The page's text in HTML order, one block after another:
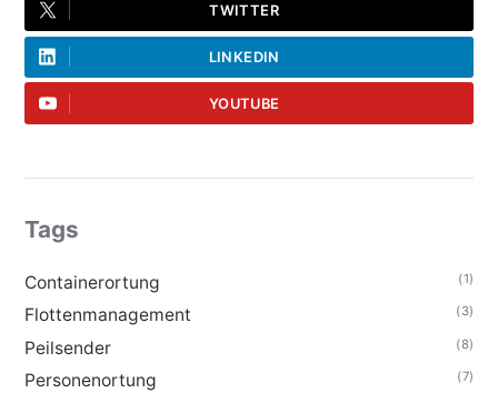
TWITTER
LINKEDIN
YOUTUBE
Tags
Containerortung (1)
Flottenmanagement (3)
Peilsender (8)
Personenortung (7)